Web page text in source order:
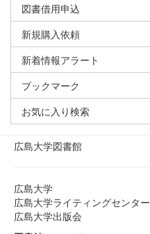
図書借用申込
新規購入依頼
新着情報アラート
ブックマーク
お気に入り検索
広島大学図書館
広島大学
広島大学ライティングセンター
広島大学出版会